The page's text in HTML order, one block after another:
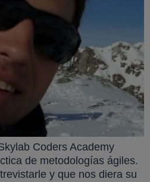
Coders Academy
de metodologías ágiles.
y que nos diera su